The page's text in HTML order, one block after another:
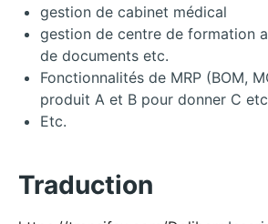
gestion de cabinet médical
gestion de centre de formation
de documents etc.
Fonctionnalités de MRP (BOM,
produit A et B pour donner C
Etc.
Traduction